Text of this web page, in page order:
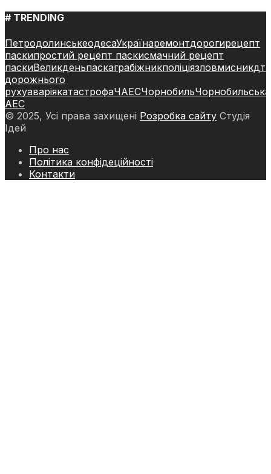
# TRENDING
ПетродолинськеодесаУкраїнаремонтдорогирецепт
паскипростий рецепт паскисмачний рецепт
паскиВеликденьпаскаграбіжникполіціязловмисникдтп
дорожнього
рухуаваріякатастрофаЧАЕСЧорнобильЧорнобильська
АЕС
© 2025, Усі права захищені Розробка сайту Студія
Ідей
Про нас
Політика конфідеційності
Контакти